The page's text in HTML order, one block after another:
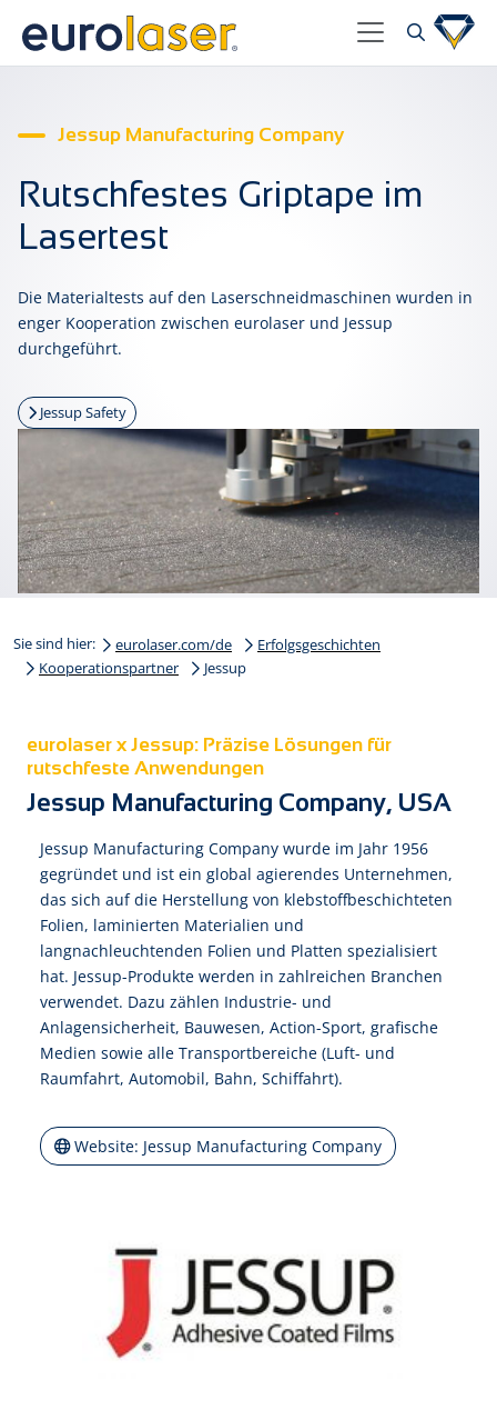
Jessup Manufacturing Company
Rutschfestes Griptape im
Lasertest
Die Materialtests auf den Laserschneidmaschinen wurden in
enger Kooperation zwischen eurolaser und Jessup
durchgeführt.
Jessup Safety
Sie sind hier: eurolaser.com/de
Erfolgsgeschichten
Kooperationspartner
Jessup
eurolaser x Jessup: Präzise Lösungen für
rutschfeste Anwendungen
Jessup Manufacturing Company, USA
Jessup Manufacturing Company wurde im Jahr 1956
gegründet und ist ein global agierendes Unternehmen,
das sich auf die Herstellung von klebstoffbeschichteten
Folien, laminierten Materialien und
langnachleuchtenden Folien und Platten spezialisiert
hat. Jessup-Produkte werden in zahlreichen Branchen
verwendet. Dazu zählen Industrie- und
Anlagensicherheit, Bauwesen, Action-Sport, grafische
Medien sowie alle Transportbereiche (Luft- und
Raumfahrt, Automobil, Bahn, Schiffahrt).
Website: Jessup Manufacturing Company